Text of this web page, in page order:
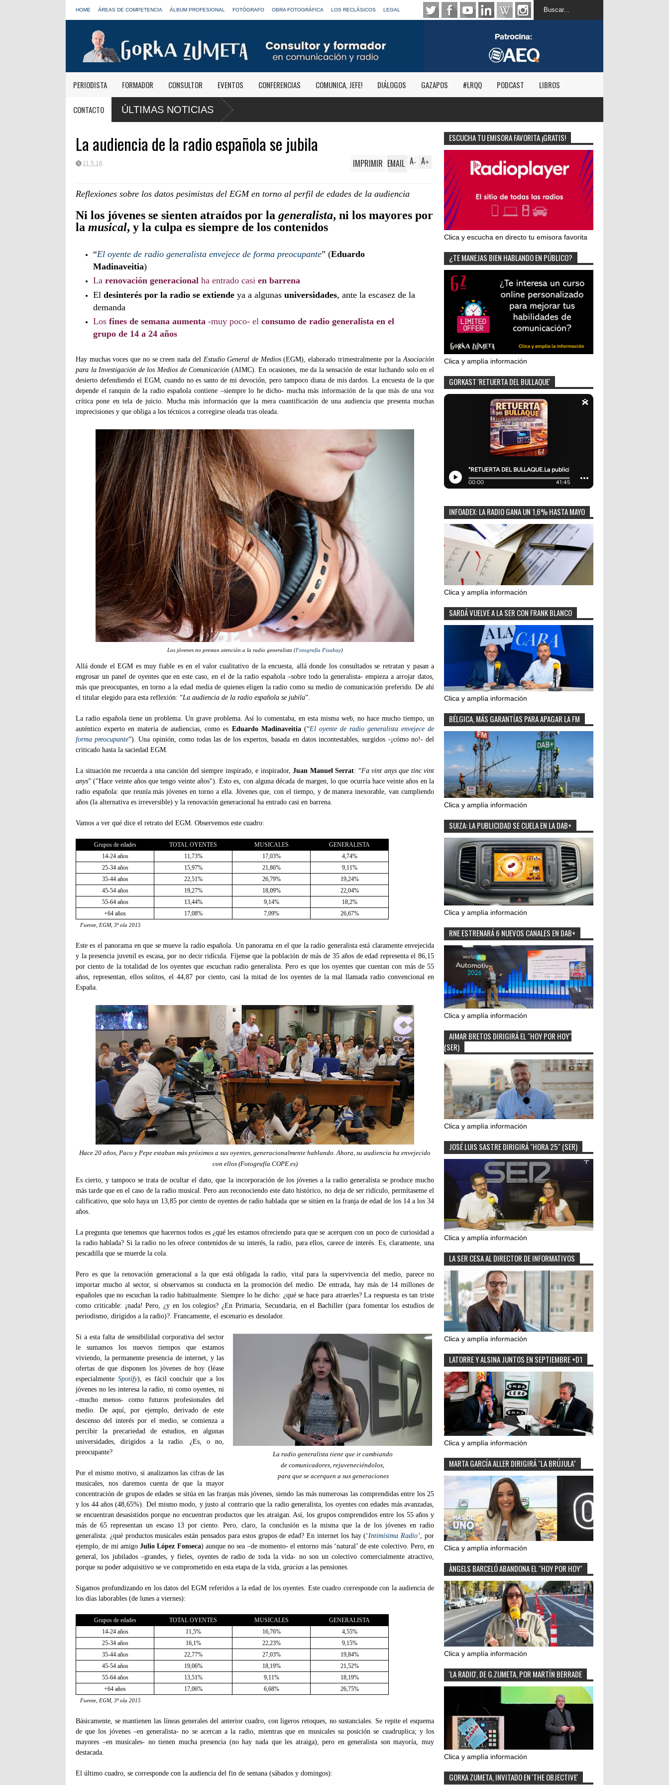
HOME ÁREAS DE COMPETENCIA ÁLBUM PROFESIONAL FOTÓGRAFO OBRA FOTOGRÁFICA LOS RECLÁSICOS LEGAL
PERIODISTA FORMADOR CONSULTOR EVENTOS CONFERENCIAS COMUNICA, JEFE! DIÁLOGOS GAZAPOS #LRQQ PODCAST LIBROS
CONTACTO ÚLTIMAS NOTICIAS
Aura, nuevo presidente de
La audiencia de la radio española se jubila
11.5.16 A+
A-
IMPRIMIR EMAIL
Reflexiones sobre los datos pesimistas del EGM en torno al perfil de edades de la audiencia
Ni los jóvenes se sienten atraídos por la generalista, ni los mayores por
la musical, y la culpa es siempre de los contenidos
“El oyente de radio generalista envejece de forma preocupante” (Eduardo
Madinaveitia)
La renovación generacional ha entrado casi en barrena
El desinterés por la radio se extiende ya a algunas universidades, ante la escasez de la
demanda
Los fines de semana aumenta -muy poco- el consumo de radio generalista en el
grupo de 14 a 24 años
Hay muchas voces que no se creen nada del Estudio General de Medios(EGM), elaborado trimestralmente por laAsociación
para la Investigación de los Medios de Comunicación (AIMC). En ocasiones, me da la sensación de estar luchando solo en el
desierto defendiendo el EGM, cuando no es santo de mi devoción, pero tampoco diana de mis dardos. La encuesta de la que
depende el ranquin de la radio española contiene –siempre lo he dicho- mucha más información de la que más de una voz
crítica pone en tela de juicio. Mucha más información que la mera cuantificación de una audiencia que presenta muchas
imprecisiones y que obliga a los técnicos a corregirse oleada tras oleada.
Los jóvenes no prestan atención a la radio generalista (Fotografía Pixabay)
Allá donde el EGM es muy fiable es en el valor cualitativo de la encuesta, allá donde los consultados se retratan y pasan a
engrosar un panel de oyentes que en este caso, en el de la radio española –sobre todo la generalista- empieza a arrojar datos,
más que preocupantes, en torno a la edad media de quienes eligen la radio como su medio de comunicación preferido. De ahí
el titular elegido para esta reflexión: “La audiencia de la radio española se jubila”.
La radio española tiene un problema. Un grave problema. Así lo comentaba, en esta misma web, no hace mucho tiempo, un
auténtico experto en materia de audiencias, como es Eduardo Madinaveitia(“El oyente de radio generalista envejece de
forma preocupante”). Una opinión, como todas las de los expertos, basada en datos incontestables, surgidos -¡cómo no!- del
criticado hasta la saciedad EGM.
La situación me recuerda a una canción del siempre inspirado, e inspirador, Juan Manuel Serrat: “Fa vint anys que tinc vint
anys” ("Hace veinte años que tengo veinte años"). Esto es, con alguna década de margen, lo que ocurría hace veinte años en la
radio española: que reunía más jóvenes en torno a ella. Jóvenes que, con el tiempo, y de manera inexorable, van cumpliendo
años (la alternativa es irreversible) y la renovación generacional ha entrado casi en barrena.
Vamos a ver qué dice el retrato del EGM. Observemos este cuadro:
Grupos de edades TOTAL OYENTES MUSICALES
GENERALISTA
14-24 años
11,73% 17,03%
4,74%
25-34 años
15,97% 21,86%
9,11%
35-44 años
22,51% 26,79%
19,24%
45-54 años
19,27% 18,09%
22,04%
55-64 años
13,44% 9,14%
18,2%
+64 años
17,08% 7,09% 26,67%
Fuente, EGM, 3ª ola 2015
Este es el panorama en que se mueve la radio española. Un panorama en el que la radio generalista está claramente envejecida
y la presencia juvenil es escasa, por no decir ridícula. Fíjense que la población de más de 35 años de edad representa el 86,15
por ciento de la totalidad de los oyentes que escuchan radio generalista. Pero es que los oyentes que cuentan con más de 55
años, representan, ellos solitos, el 44,87 por ciento, casi la mitad de los oyentes de la mal llamada radio convencional en
España.
Hace 20 años, Paco y Pepe estaban más próximos a sus oyentes, generacionalmente hablando. Ahora, su audiencia ha envejecido
con ellos (Fotografía COPE.es)
Es cierto, y tampoco se trata de ocultar el dato, que la incorporación de los jóvenes a la radio generalista se produce mucho
más tarde que en el caso de la radio musical. Pero aun reconociendo este dato histórico, no deja de ser ridículo, permítaseme el
calificativo, que solo haya un 13,85 por ciento de oyentes de radio hablada que se sitúen en la franja de edad de los 14 a los 34
años.
La pregunta que tenemos que hacernos todos es ¿qué les estamos ofreciendo para que se acerquen con un poco de curiosidad a
la radio hablada? Si la radio no les ofrece contenidos de su interés, la radio, para ellos, carece de interés. Es, claramente, una
pescadilla que se muerde la cola.
Pero es que la renovación generacional a la que está obligada la radio, vital para la supervivencia del medio, parece no
importar mucho al sector, si observamos su conducta en la promoción del medio. De entrada, hay más de 14 millones de
españoles que no escuchan la radio habitualmente. Siempre lo he dicho: ¿qué se hace para atraerles? La respuesta es tan triste
como criticable: ¡nada! Pero, ¿y en los colegios? ¿En Primaria, Secundaria, en el Bachiller (para fomentar los estudios de
periodismo, dirigidos a la radio)?. Francamente, el escenario es desolador.
La radio generalista tiene que ir cambiando
de comunicadores, rejuveneciéndolos,
para que se acerquen a sus generaciones
Si a esta falta de sensibilidad corporativa del sector
le sumamos los nuevos tiempos que estamos
viviendo, la permanente presencia de internet, y las
ofertas de que disponen los jóvenes de hoy (léase
especialmente Spotify), es fácil concluir que a los
jóvenes no les interesa la radio, ni como oyentes, ni
–mucho menos- como futuros profesionales del
medio. De aquí, por ejemplo, derivado de este
descenso del interés por el medio, se comienza a
percibir la precariedad de estudios, en algunas
universidades, dirigidos a la radio. ¿Es, o no,
preocupante?
Por el mismo motivo, si analizamos las cifras de las
musicales, nos daremos cuenta de que la mayor
concentración de grupos de edades se sitúa en las franjas más jóvenes, siendo las más numerosas las comprendidas entre los 25
y los 44 años (48,65%). Del mismo modo, y justo al contrario que la radio generalista, los oyentes con edades más avanzadas,
se encuentran desasistidos porque no encuentran productos que les atraigan. Así, los grupos comprendidos entre los 55 años y
más de 65 representan un escaso 13 por ciento. Pero, claro, la conclusión es la misma que la de los jóvenes en radio
generalista: ¿qué productos musicales están pensados para estos grupos de edad? En internet los hay (‘Intimísima Radio’, por
ejemplo, de mi amigo Julio López Fonseca) aunque no sea –de momento- el entorno más ‘natural’ de este colectivo. Pero, en
general, los jubilados –grandes, y fieles, oyentes de radio de toda la vida- no son un colectivo comercialmente atractivo,
porque su poder adquisitivo se ve comprometido en esta etapa de la vida, gracias a las pensiones.
Sigamos profundizando en los datos del EGM referidos a la edad de los oyentes. Este cuadro corresponde con la audiencia de
los días laborables (de lunes a viernes):
Grupos de edades TOTAL OYENTES MUSICALES
GENERALISTA
14-24 años
11,5% 16,76%
4,55%
25-34 años
16,1% 22,23%
9,15%
35-44 años
22,77% 27,03%
19,84%
45-54 años
19,06% 18,19%
21,52%
55-64 años
13,51% 9,11%
18,19%
+64 años
17,06% 6,68% 26,75%
Fuente, EGM, 3ª ola 2015
Básicamente, se mantienen las líneas generales del anterior cuadro, con ligeros retoques, no sustanciales. Se repite el esquema
de que los jóvenes –en generalista- no se acercan a la radio, mientras que en musicales su posición se cuadruplica; y los
mayores –en musicales- no tienen mucha presencia (no hay nada que les atraiga), pero en generalista son mayoría, muy
destacada.
El último cuadro, se corresponde con la audiencia del fin de semana (sábados y domingos):
ESCUCHA TU EMISORA FAVORITA ¡GRATIS!
Clica y escucha en directo tu emisora favorita
¿TE MANEJAS BIEN HABLANDO EN PÚBLICO?
Clica y amplía información
GORKAST 'RETUERTA DEL BULLAQUE'
INFOADEX: LA RADIO GANA UN 1,6% HASTA MAYO
Clica y amplía información
SARDÁ VUELVE A LA SER CON FRANK BLANCO
Clica y amplía información
BÉLGICA, MÁS GARANTÍAS PARA APAGAR LA FM
Clica y amplía información
SUIZA: LA PUBLICIDAD SE CUELA EN LA DAB+
Clica y amplía información
RNE ESTRENARÁ 6 NUEVOS CANALES EN DAB+
Clica y amplía información
AIMAR BRETOS DIRIGIRÁ EL "HOY POR HOY"
(SER)
Clica y amplía información
JOSÉ LUIS SASTRE DIRIGIRÁ "HORA 25" (SER)
Clica y amplía información
LA SER CESA AL DIRECTOR DE INFORMATIVOS
Clica y amplía información
LATORRE Y ALSINA JUNTOS EN SEPTIEMBRE +D1
Clica y amplía información
MARTA GARCÍA ALLER DIRIGIRÁ "LA BRÚJULA"
Clica y amplía información
ÀNGELS BARCELÓ ABANDONA EL "HOY POR HOY"
Clica y amplía información
'LA RADIO', DE G.ZUMETA, POR MARTÍN BERRADE
Clica y amplía información
GORKA ZUMETA, INVITADO EN 'THE OBJECTIVE'